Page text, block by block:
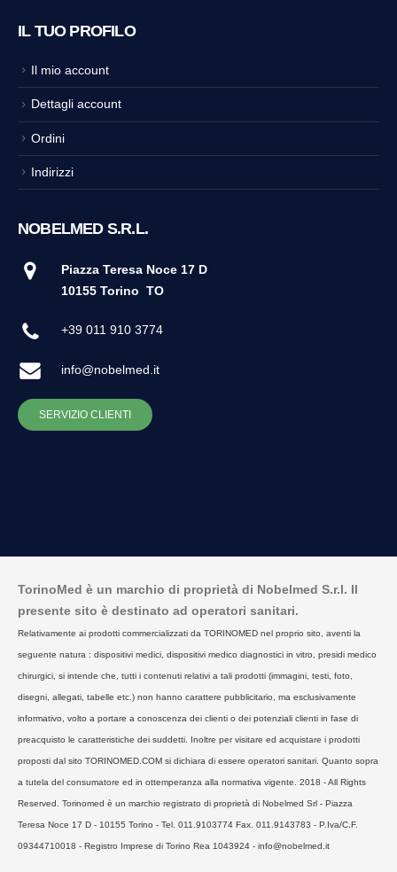
IL TUO PROFILO
Il mio account
Dettagli account
Ordini
Indirizzi
NOBELMED S.R.L.
Piazza Teresa Noce 17 D
10155 Torino TO
+39 011 910 3774
info@nobelmed.it
SERVIZIO CLIENTI
TorinoMed è un marchio di proprietà di Nobelmed S.r.l. Il
presente sito è destinato ad operatori sanitari.
Relativamente ai prodotti commercializzati da TORINOMED nel proprio sito, aventi la
seguente natura : dispositivi medici, dispositivi medico diagnostici in vitro, presidi medico
chirurgici, si intende che, tutti i contenuti relativi a tali prodotti (immagini, testi, foto,
disegni, allegati, tabelle etc.) non hanno carattere pubblicitario, ma esclusivamente
informativo, volto a portare a conoscenza dei clienti o dei potenziali clienti in fase di
preacquisto le caratteristiche dei suddetti. Inoltre per visitare ed acquistare i prodotti
proposti dal sito TORINOMED.COM si dichiara di essere operatori sanitari. Quanto sopra
a tutela del consumatore ed in ottemperanza alla normativa vigente. 2018 - All Rights
Reserved. Torinomed è un marchio registrato di proprietà di Nobelmed Srl - Piazza
Teresa Noce 17 D - 10155 Torino - Tel. 011.9103774 Fax. 011.9143783 - P.Iva/C.F.
09344710018 - Registro Imprese di Torino Rea 1043924 - info@nobelmed.it